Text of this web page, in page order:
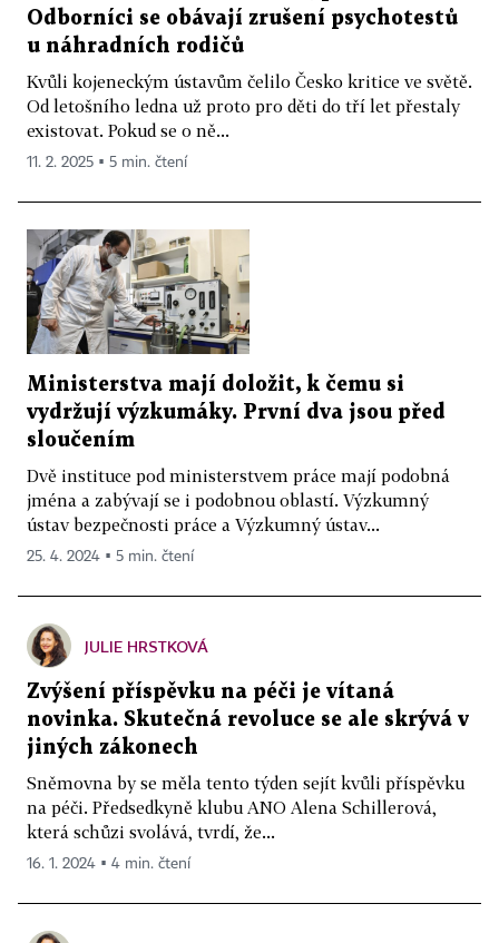
Odborníci se obávají zrušení psychotestů
u náhradních rodičů
Kvůli kojeneckým ústavům čelilo Česko kritice ve světě.
Od letošního ledna už proto pro děti do tří let přestaly
existovat. Pokud se o ně...
11. 2. 2025 ▪ 5 min. čtení
Ministerstva mají doložit, k čemu si
vydržují výzkumáky. První dva jsou před
sloučením
Dvě instituce pod ministerstvem práce mají podobná
jména a zabývají se i podobnou oblastí. Výzkumný
ústav bezpečnosti práce a Výzkumný ústav...
25. 4. 2024 ▪ 5 min. čtení
JULIE HRSTKOVÁ
Zvýšení příspěvku na péči je vítaná
novinka. Skutečná revoluce se ale skrývá v
jiných zákonech
Sněmovna by se měla tento týden sejít kvůli příspěvku
na péči. Předsedkyně klubu ANO Alena Schillerová,
která schůzi svolává, tvrdí, že...
16. 1. 2024 ▪ 4 min. čtení